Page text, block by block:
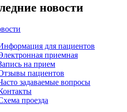
новости
для пациентов
приемная
на прием
пациентов
задаваемые вопросы
проезда